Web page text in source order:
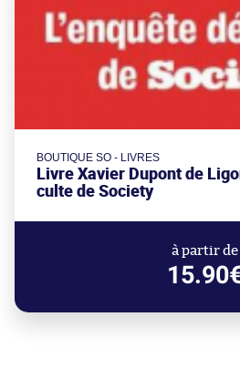
BOUTIQUE SO - LIVRES
Livre Xavier Dupont de
culte de Society
à partir de